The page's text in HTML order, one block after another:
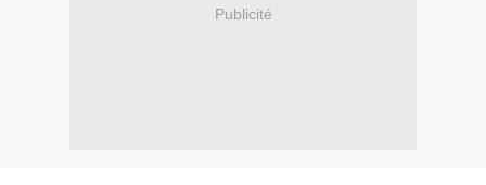
Publicité